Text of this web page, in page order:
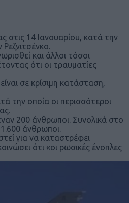
στις 14 Ιανουαρίου, κατά την
και άλλοι τόσοι
ότι οι τραυματίες
σε κρίσιμη κατάσταση,
την οποία οι περισσότεροι
200 άνθρωποι. Συνολικά στο
άνθρωποι.
για να καταστρέφει
ότι «οι ρωσικές ένοπλες